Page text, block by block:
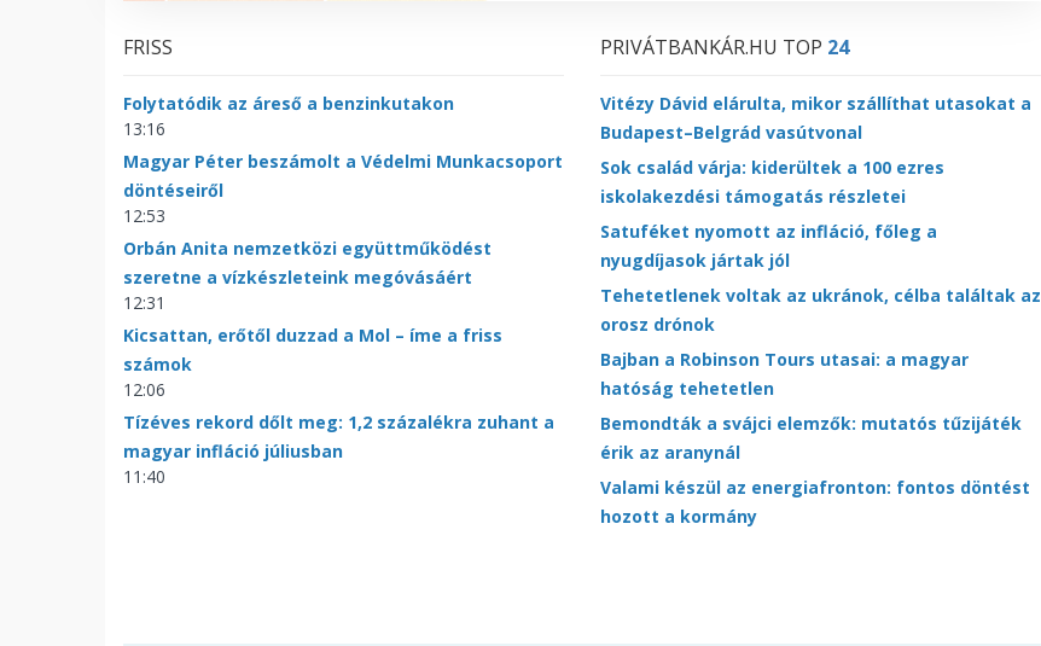
FRISS
Folytatódik az áreső a benzinkutakon
13:16
Magyar Péter beszámolt a Védelmi Munkacsoport
döntéseiről
12:53
Orbán Anita nemzetközi együttműködést
szeretne a vízkészleteink megóvásáért
12:31
Kicsattan, erőtől duzzad a Mol – íme a friss
számok
12:06
Tízéves rekord dőlt meg: 1,2 százalékra zuhant a
magyar infláció júliusban
11:40
PRIVÁTBANKÁR.HU TOP 24
Vitézy Dávid elárulta, mikor szállíthat utasokat a
Budapest–Belgrád vasútvonal
Sok család várja: kiderültek a 100 ezres
iskolakezdési támogatás részletei
Satuféket nyomott az infláció, főleg a
nyugdíjasok jártak jól
Tehetetlenek voltak az ukránok, célba találtak az
orosz drónok
Bajban a Robinson Tours utasai: a magyar
hatóság tehetetlen
Bemondták a svájci elemzők: mutatós tűzijáték
érik az aranynál
Valami készül az energiafronton: fontos döntést
hozott a kormány